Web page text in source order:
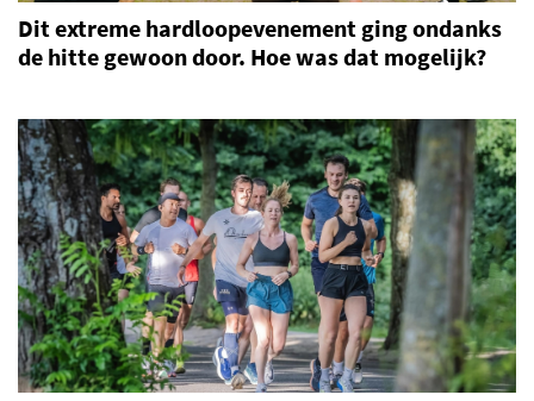
Dit extreme hardloopevenement ging ondanks
de hitte gewoon door. Hoe was dat mogelijk?